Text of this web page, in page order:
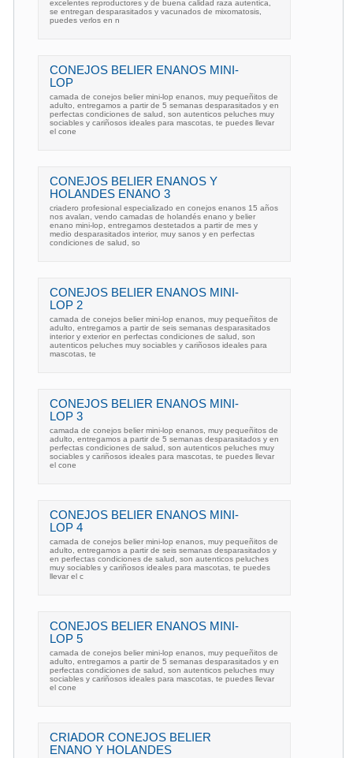
excelentes reproductores y de buena calidad raza autentica,
se entregan desparasitados y vacunados de mixomatosis,
puedes verlos en n
CONEJOS BELIER ENANOS MINI-
LOP
camada de conejos belier mini-lop enanos, muy pequeñitos de
adulto, entregamos a partir de 5 semanas desparasitados y en
perfectas condiciones de salud, son autenticos peluches muy
sociables y cariñosos ideales para mascotas, te puedes llevar
el cone
CONEJOS BELIER ENANOS Y
HOLANDES ENANO 3
criadero profesional especializado en conejos enanos 15 años
nos avalan, vendo camadas de holandés enano y belier
enano mini-lop, entregamos destetados a partir de mes y
medio desparasitados interior, muy sanos y en perfectas
condiciones de salud, so
CONEJOS BELIER ENANOS MINI-
LOP 2
camada de conejos belier mini-lop enanos, muy pequeñitos de
adulto, entregamos a partir de seis semanas desparasitados
interior y exterior en perfectas condiciones de salud, son
autenticos peluches muy sociables y cariñosos ideales para
mascotas, te
CONEJOS BELIER ENANOS MINI-
LOP 3
camada de conejos belier mini-lop enanos, muy pequeñitos de
adulto, entregamos a partir de 5 semanas desparasitados y en
perfectas condiciones de salud, son autenticos peluches muy
sociables y cariñosos ideales para mascotas, te puedes llevar
el cone
CONEJOS BELIER ENANOS MINI-
LOP 4
camada de conejos belier mini-lop enanos, muy pequeñitos de
adulto, entregamos a partir de seis semanas desparasitados y
en perfectas condiciones de salud, son autenticos peluches
muy sociables y cariñosos ideales para mascotas, te puedes
llevar el c
CONEJOS BELIER ENANOS MINI-
LOP 5
camada de conejos belier mini-lop enanos, muy pequeñitos de
adulto, entregamos a partir de 5 semanas desparasitados y en
perfectas condiciones de salud, son autenticos peluches muy
sociables y cariñosos ideales para mascotas, te puedes llevar
el cone
CRIADOR CONEJOS BELIER
ENANO Y HOLANDES